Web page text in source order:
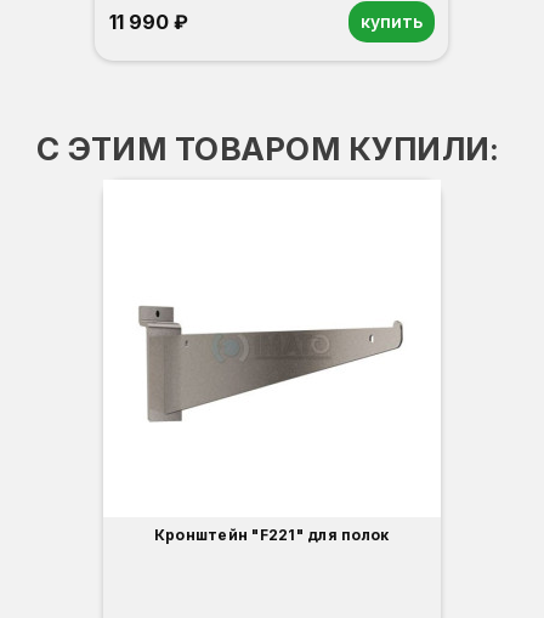
11 990 ₽ купить
С ЭТИМ ТОВАРОМ КУПИЛИ:
Кронштейн "F221" для полок